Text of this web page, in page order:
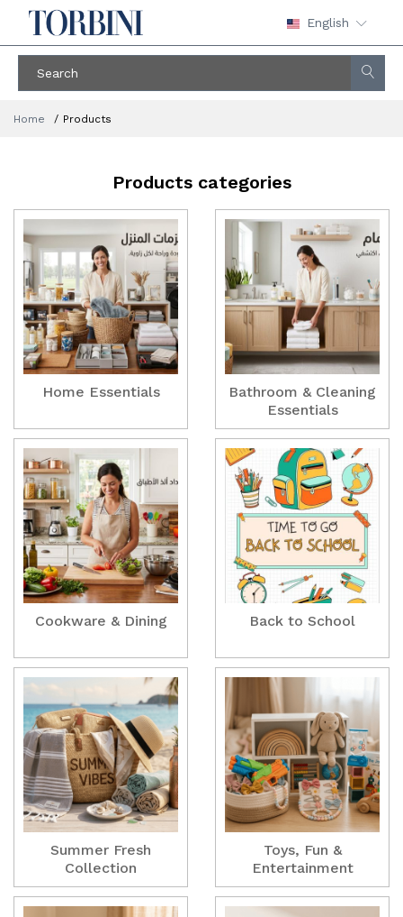
English
Home Products
Products categories
Home Essentials
Bathroom & Cleaning
Essentials
Cookware & Dining Back to School
Summer Fresh
Collection
Toys, Fun &
Entertainment